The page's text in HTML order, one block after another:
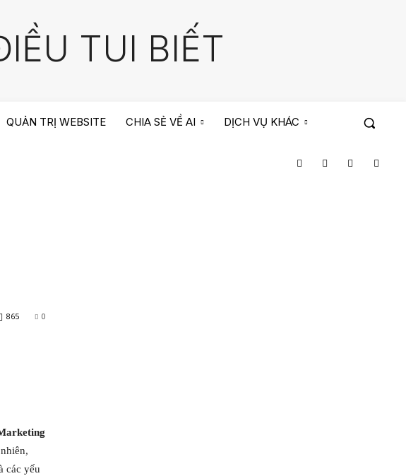
TUI BIẾT
QUẢN TRỊ WEBSITE CHIA SẺ VỀ AI DỊCH VỤ KHÁC
0
865
các yếu